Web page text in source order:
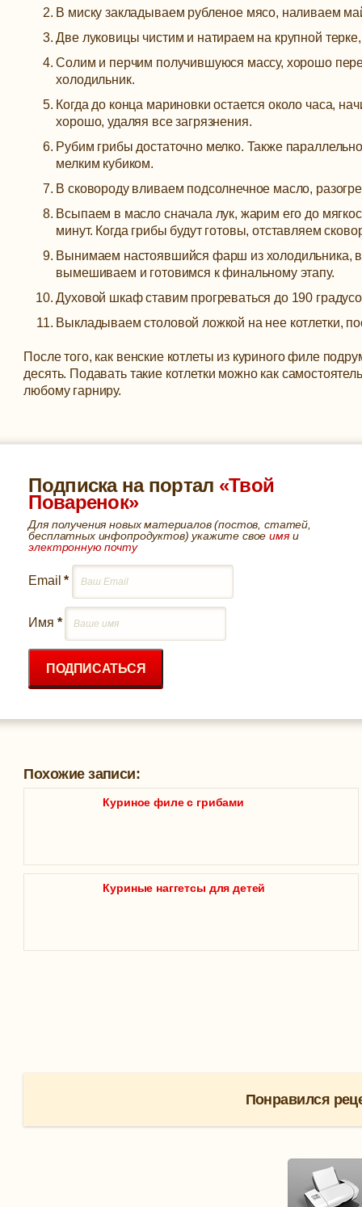
В миску закладываем рубленое мясо, наливаем
Две луковицы чистим и натираем на крупной
Солим и перчим получившуюся массу, хорошо
холодильник.
Когда до конца мариновки остается около часа,
хорошо, удаляя все загрязнения.
Рубим грибы достаточно мелко. Также
мелким кубиком.
В сковороду вливаем подсолнечное масло,
Всыпаем в масло сначала лук, жарим его до
минут. Когда грибы будут готовы, отставляем
Вынимаем настоявшийся фарш из холодильника,
вымешиваем и готовимся к финальному этапу.
Духовой шкаф ставим прогреваться до 190
Выкладываем столовой ложкой на нее котлетки,
После того, как венские котлеты из куриного филе
десять. Подавать такие котлетки можно как
любому гарниру.
Подписка на портал «Твой
Поваренок»
Для получения новых материалов (постов, статей,
бесплатных инфопродуктов) укажите своеимяи
электронную почту
Email *
Имя *
ПОДПИСАТЬСЯ
Похожие записи:
Куриное филе с грибами
Куриные наггетсы для детей
Понравился